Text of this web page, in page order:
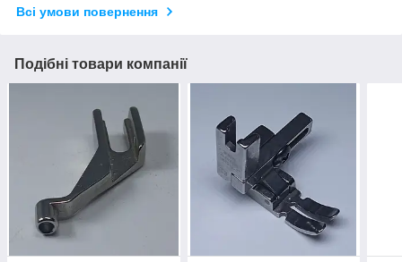
Всі умови повернення
Подібні товари компанії